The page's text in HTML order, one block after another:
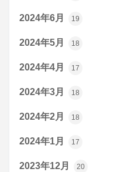
2024年6月 19
2024年5月 18
2024年4月 17
2024年3月 18
2024年2月 18
2024年1月 17
2023年12月 20